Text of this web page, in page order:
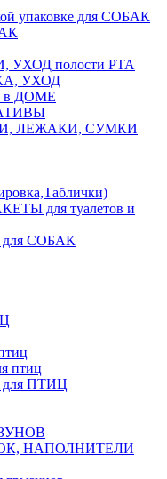
упаковке для СОБАК
полости РТА
УХОД
в ДОМЕ
ЛЕЖАКИ, СУМКИ
для туалетов и
СОБАК
птиц
ПТИЦ
НАПОЛНИТЕЛИ